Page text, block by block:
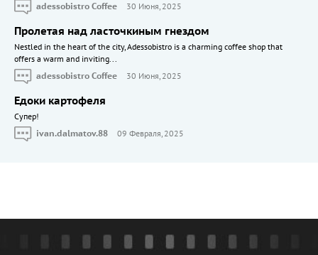
adessobistro Coffee
30 Июня, 2025
Пролетая над ласточкиным гнездом
Nestled in the heart of the city, Adessobistro is a charming coffee shop that
offers a warm and inviting...
adessobistro Coffee
30 Июня, 2025
Едоки картофеля
Cупер!
ivan.dalmatov.88
09 Февраля, 2025